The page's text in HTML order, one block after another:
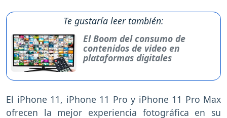
Te gustaría leer también:
El Boom del consumo de
contenidos de video en
plataformas digitales
El iPhone 11, iPhone 11 Pro y iPhone 11 Pro Max
ofrecen la mejor experiencia fotográfica en su